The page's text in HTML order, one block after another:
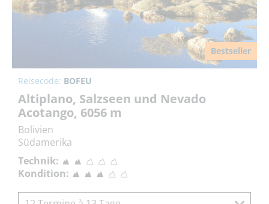
Bestseller
Reisecode: BOFEU
Altiplano, Salzseen und Nevado
Acotango, 6056 m
Bolivien
Südamerika
Technik:
Kondition: